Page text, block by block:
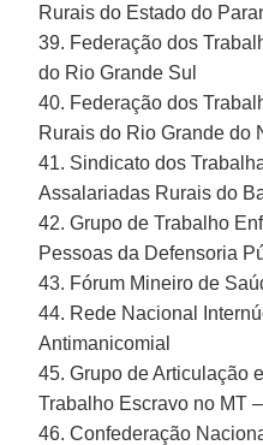
Rurais do Estado do
39. Federação dos
do Rio Grande Sul
40. Federação dos
Rurais do Rio Grande do
41. Sindicato dos
Assalariadas Rurais do
42. Grupo de Trabalho
Pessoas da Defensoria
43. Fórum Mineiro de
44. Rede Nacional
Antimanicomial
45. Grupo de Articulação
Trabalho Escravo no MT
46. Confederação